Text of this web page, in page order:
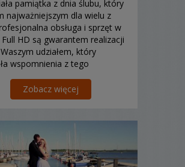
pamiątka z dnia ślubu, który
najważniejszym dla wielu z
obsługa i sprzęt w
HD są gwarantem realizacji
udziałem, który
wspomnienia z tego
Zobacz więcej